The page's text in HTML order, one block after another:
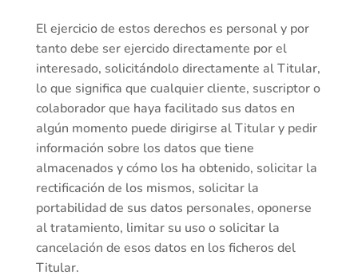
El ejercicio de estos derechos es personal y por
tanto debe ser ejercido directamente por el
interesado, solicitándolo directamente al Titular,
lo que significa que cualquier cliente, suscriptor o
colaborador que haya facilitado sus datos en
algún momento puede dirigirse al Titular y pedir
información sobre los datos que tiene
almacenados y cómo los ha obtenido, solicitar la
rectificación de los mismos, solicitar la
portabilidad de sus datos personales, oponerse
al tratamiento, limitar su uso o solicitar la
cancelación de esos datos en los ficheros del
Titular.